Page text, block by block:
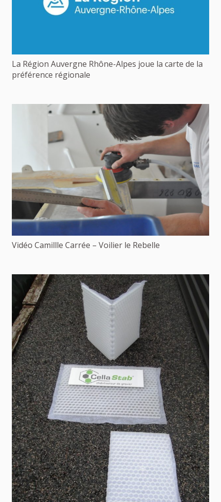
La Région Auvergne Rhône-Alpes joue la carte de la
préférence régionale
Vidéo Camillle Carrée – Voilier le Rebelle